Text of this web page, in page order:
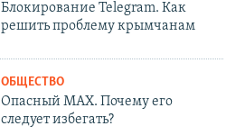
Блокирование Telegram. Как
решить проблему крымчанам
ОБЩЕСТВО
Опасный MAX. Почему его
следует избегать?